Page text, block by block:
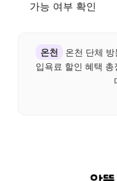
가능 여부 확인
온천
온천 단체
입욕료 할인 혜택